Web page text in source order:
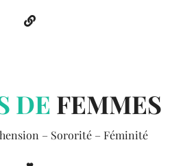
DE FEMMES
– Sororité – Féminité